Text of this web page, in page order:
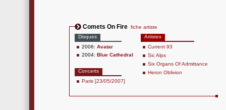
Comets On Fire fiche artiste
Disques
2006: Avatar
2004: Blue Cathedral
Concerts
Paris [23/05/2007]
Artistes
Current 93
Sic Alps
Six Organs Of Admittance
Heron Oblivion